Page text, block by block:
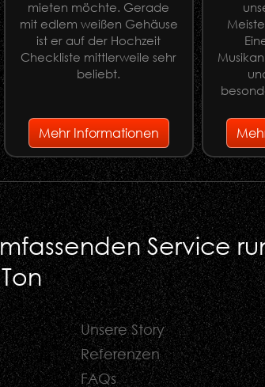
mieten möchte. Gerade
mit edlem weißen Gehäuse
ist er auf der Hochzeit
Checkliste mittlerweile sehr
beliebt.
Mehr Informationen
Service
Unsere Story
Referenzen
FAQs